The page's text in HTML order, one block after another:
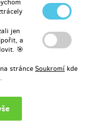
jen
a
🎯
stránce Soukromí kde